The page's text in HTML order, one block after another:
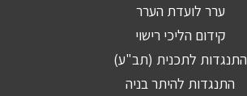
ערר לועדת הערר
קידום הליכי רישוי
התנגדות לתכנית (תב"ע)
התנגדות להיתר בניה